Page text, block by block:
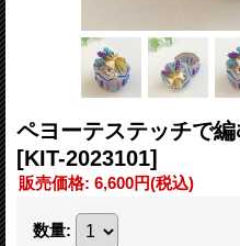
ペヨーテステッチで
[KIT-2023101]
販売価格: 6,600円(税込)
数量: